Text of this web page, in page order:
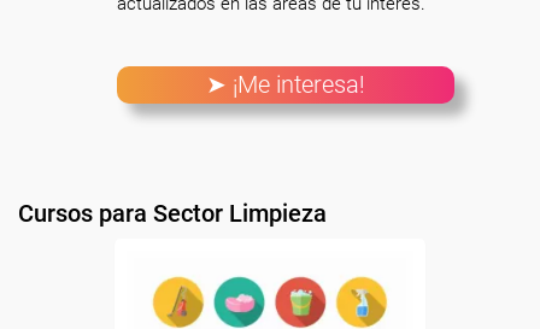
➤ ¡Me interesa!
Cursos para Sector Limpieza